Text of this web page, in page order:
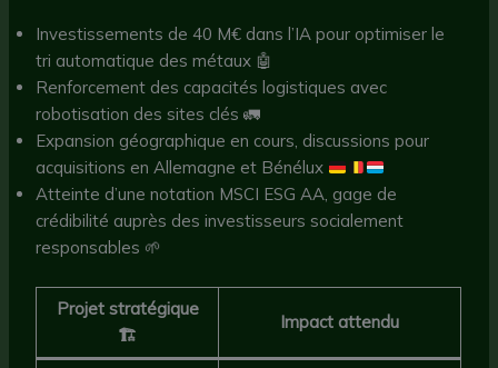
Investissements de 40 M€ dans l’IA pour optimiser le
tri automatique des métaux 🤖
Renforcement des capacités logistiques avec
robotisation des sites clés 🚛
Expansion géographique en cours, discussions pour
acquisitions en Allemagne et Bénélux
Atteinte d’une notation MSCI ESG AA, gage de
crédibilité auprès des investisseurs socialement
responsables 🌱
Projet stratégique
🏗️
Impact attendu